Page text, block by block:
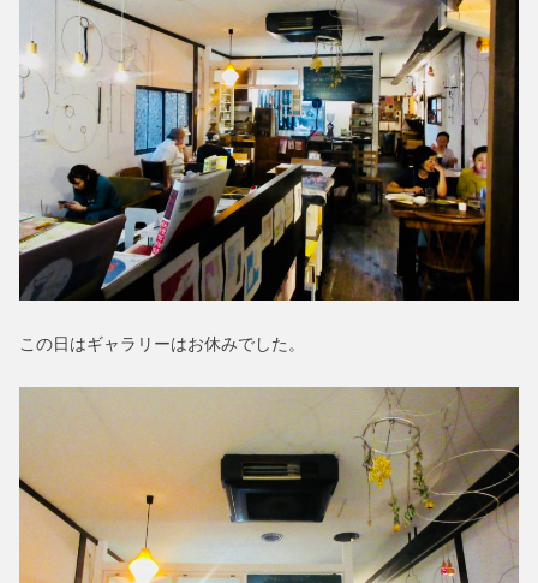
この日はギャラリーはお休みでした。